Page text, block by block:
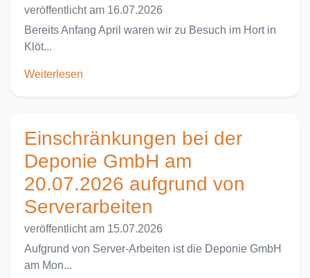
veröffentlicht am 16.07.2026
Bereits Anfang April waren wir zu Besuch im Hort in
Klöt...
Weiterlesen
Einschränkungen bei der
Deponie GmbH am
20.07.2026 aufgrund von
Serverarbeiten
veröffentlicht am 15.07.2026
Aufgrund von Server-Arbeiten ist die Deponie GmbH
am Mon...